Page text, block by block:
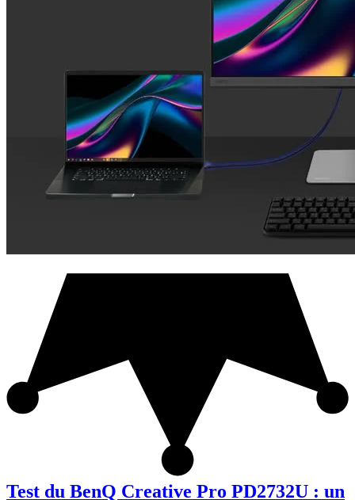
Test du BenQ Creative Pro PD2732U : un